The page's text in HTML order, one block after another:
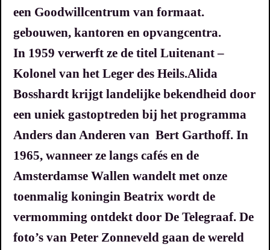
een Goodwillcentrum van formaat.
gebouwen, kantoren en opvangcentra.
In 1959 verwerft ze de titel Luitenant –
Kolonel van het Leger des Heils.Alida
Bosshardt krijgt landelijke bekendheid door
een uniek gastoptreden bij het programma
Anders dan Anderen van Bert Garthoff. In
1965, wanneer ze langs cafés en de
Amsterdamse Wallen wandelt met onze
toenmalig koningin Beatrix wordt de
vermomming ontdekt door De Telegraaf. De
foto’s van Peter Zonneveld gaan de wereld